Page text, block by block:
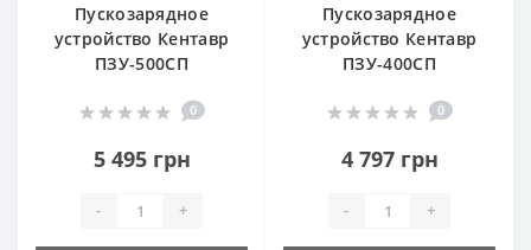
Пускозарядное
устройство Кентавр
ПЗУ-500СП
0
5 495 грн
- +
Пускозарядное
устройство Кентавр
ПЗУ-400СП
0
4 797 грн
- +